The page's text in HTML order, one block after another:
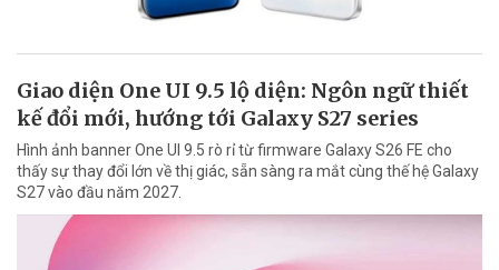
Giao diện One UI 9.5 lộ diện: Ngôn ngữ thiết
kế đổi mới, hướng tới Galaxy S27 series
Hình ảnh banner One UI 9.5 rò rỉ từ firmware Galaxy S26 FE cho
thấy sự thay đổi lớn về thị giác, sẵn sàng ra mắt cùng thế hệ Galaxy
S27 vào đầu năm 2027.